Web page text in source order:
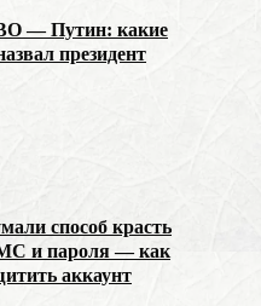
— Путин: какие
президент
способ красть
и пароля — как
аккаунт